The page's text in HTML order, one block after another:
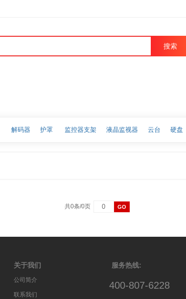
搜索
解码器 护罩 监控器支架 液晶监视器 云台 硬盘
共0条/0页
关于我们
公司简介
联系我们
服务热线:
400-807-6228